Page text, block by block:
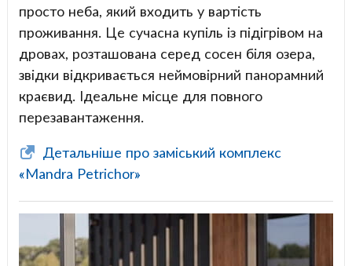
просто неба, який входить у вартість
проживання. Це сучасна купіль із підігрівом на
дровах, розташована серед сосен біля озера,
звідки відкривається неймовірний панорамний
краєвид. Ідеальне місце для повного
перезавантаження.
Детальніше про заміський комплекс
«Mandra Petrichor»